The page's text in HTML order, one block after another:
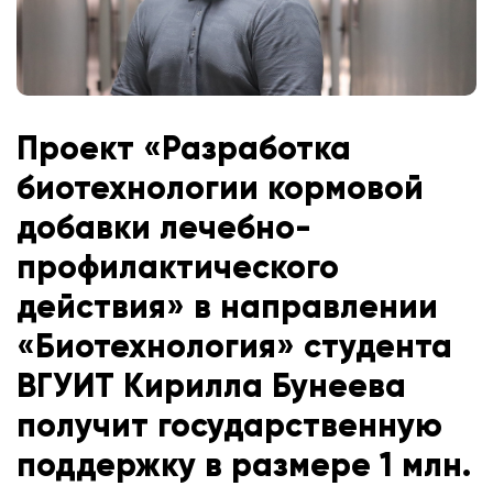
Проект «Разработка
биотехнологии кормовой
добавки лечебно-
профилактического
действия» в направлении
«Биотехнология» студента
ВГУИТ Кирилла Бунеева
получит государственную
поддержку в размере 1 млн.